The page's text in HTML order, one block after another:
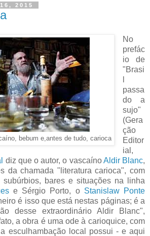
2015
bebum e,antes de tudo, carioca
No
prefác
io de
"Brasi
passa
do a
sujo"
(Gera
ção
Editor
ial,
diz que o autor, o vascaínoAldir Blanc,
da chamada "literatura carioca", com
subúrbios, bares e situações na linha
e Sérgio Porto, o Stanislaw Ponte
é isso que está nestas páginas; é a
desse extraordinário Aldir Blanc",
a obra é uma ode à carioquice, com
esculhambação local possui - e aqui